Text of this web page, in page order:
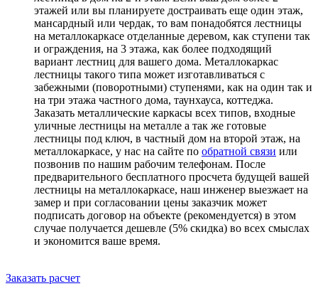
этажей или вы планируете достраивать еще один этаж,
мансардный или чердак, то вам понадобятся лестницы
на металлокаркасе отделанные деревом, как ступени так
и ограждения, на 3 этажа, как более подходящий
вариант лестниц для вашего дома. Металлокаркас
лестницы такого типа может изготавливаться с
забежными (поворотными) ступенями, как на один так и
на три этажа частного дома, таунхауса, коттеджа.
Заказать металлические каркасы всех типов, входные
уличные лестницы на металле а так же готовые
лестницы под ключ, в частный дом на второй этаж, на
металлокаркасе, у нас на сайте по обратной связи или
позвонив по нашим рабочим телефонам. После
предварительного бесплатного просчета будущей вашей
лестницы на металлокаркасе, наш инженер выезжает на
замер и при согласовании цены заказчик может
подписать договор на объекте (рекомендуется) в этом
случае получается дешевле (5% скидка) во всех смыслах
и экономится ваше время.
Заказать расчет